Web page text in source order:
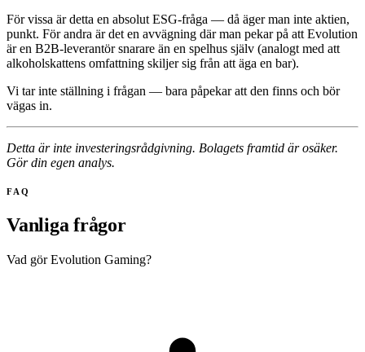
För vissa är detta en absolut ESG-fråga — då äger man inte aktien,
punkt. För andra är det en avvägning där man pekar på att Evolution
är en B2B-leverantör snarare än en spelhus själv (analogt med att
alkoholskattens omfattning skiljer sig från att äga en bar).
Vi tar inte ställning i frågan — bara påpekar att den finns och bör
vägas in.
Detta är inte investeringsrådgivning. Bolagets framtid är osäker.
Gör din egen analys.
FAQ
Vanliga frågor
Vad gör Evolution Gaming?